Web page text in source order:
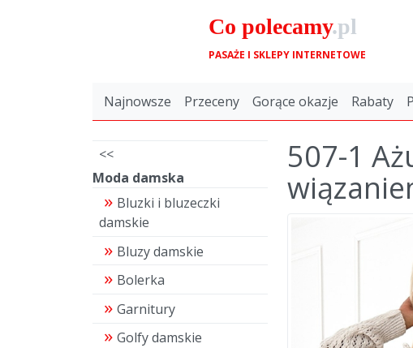
Co polecamy.pl
PASAŻE I SKLEPY INTERNETOWE
Najnowsze Przeceny Gorące okazje Rabaty
<<
Moda damska
Bluzki i bluzeczki
damskie
Bluzy damskie
Bolerka
Garnitury
Golfy damskie
507-1